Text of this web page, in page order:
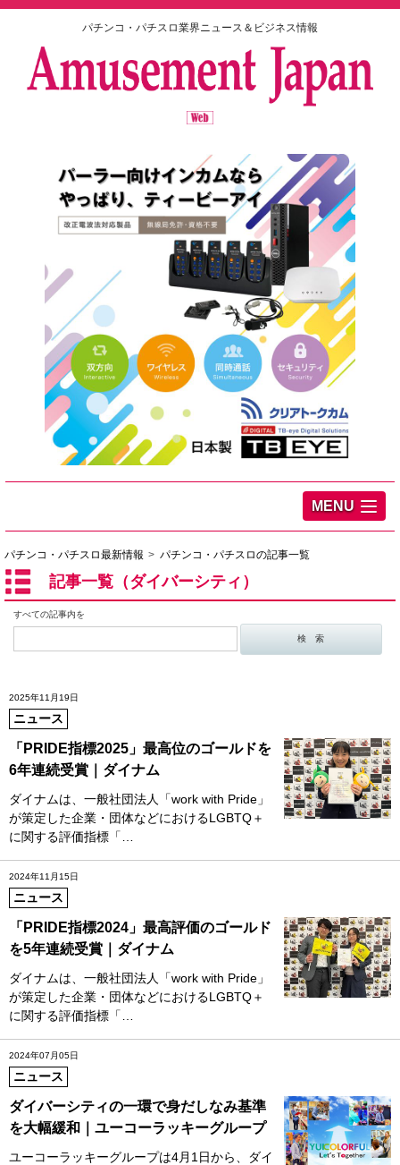
パチンコ・パチスロ業界ニュース＆ビジネス情報
MENU
パチンコ・パチスロ最新情報 パチンコ・パチスロの記事一覧
記事一覧（ダイバーシティ）
すべての記事内を
2025年11月19日
ニュース
「PRIDE指標2025」最高位のゴールドを
6年連続受賞｜ダイナム
ダイナムは、一般社団法人「work with Pride」
が策定した企業・団体などにおけるLGBTQ＋
に関する評価指標「…
2024年11月15日
ニュース
「PRIDE指標2024」最高評価のゴールド
を5年連続受賞｜ダイナム
ダイナムは、一般社団法人「work with Pride」
が策定した企業・団体などにおけるLGBTQ＋
に関する評価指標「…
2024年07月05日
ニュース
ダイバーシティの一環で身だしなみ基準
を大幅緩和｜ユーコーラッキーグループ
ユーコーラッキーグループは4月1日から、ダイ